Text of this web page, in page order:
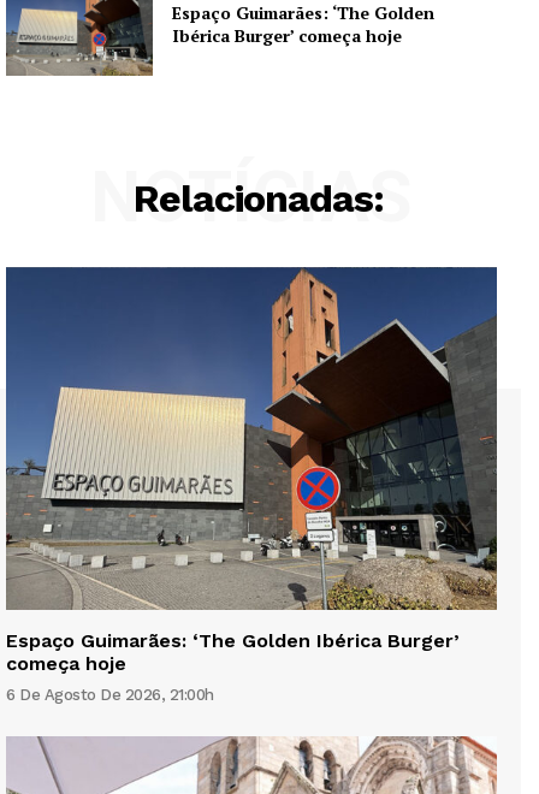
Espaço Guimarães: ‘The Golden
Ibérica Burger’ começa hoje
Relacionadas:
NOTÍCIAS
Espaço Guimarães: ‘The Golden Ibérica Burger’
começa hoje
6 De Agosto De 2026, 21:00h